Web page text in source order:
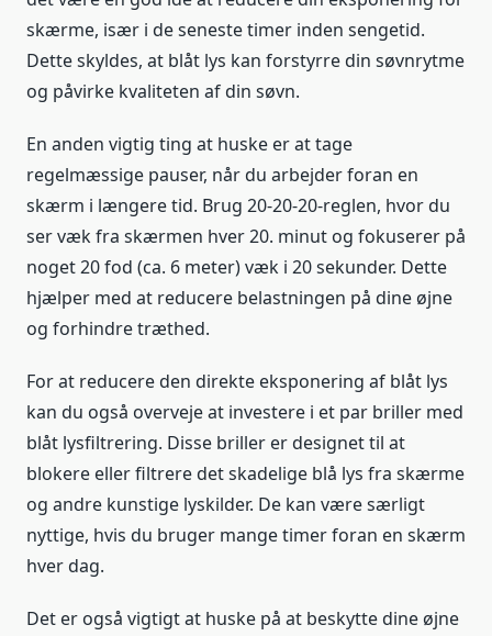
skærme, især i de seneste timer inden sengetid.
Dette skyldes, at blåt lys kan forstyrre din søvnrytme
og påvirke kvaliteten af din søvn.
En anden vigtig ting at huske er at tage
regelmæssige pauser, når du arbejder foran en
skærm i længere tid. Brug 20-20-20-reglen, hvor du
ser væk fra skærmen hver 20. minut og fokuserer på
noget 20 fod (ca. 6 meter) væk i 20 sekunder. Dette
hjælper med at reducere belastningen på dine øjne
og forhindre træthed.
For at reducere den direkte eksponering af blåt lys
kan du også overveje at investere i et par briller med
blåt lysfiltrering. Disse briller er designet til at
blokere eller filtrere det skadelige blå lys fra skærme
og andre kunstige lyskilder. De kan være særligt
nyttige, hvis du bruger mange timer foran en skærm
hver dag.
Det er også vigtigt at huske på at beskytte dine øjne